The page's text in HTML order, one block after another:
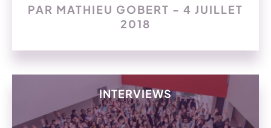
PAR MATHIEU GOBERT - 4 JUILLET
2018
INTERVIEWS